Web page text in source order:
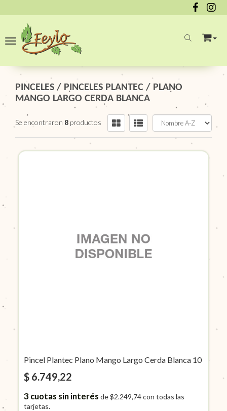
Toggle navigation
PINCELES / PINCELES PLANTEC / PLANO
MANGO LARGO CERDA BLANCA
Se encontraron 8 productos
Pincel Plantec Plano Mango Largo Cerda Blanca 10
$ 6.749,22
3cuotas sin interés de$2.249,74con todas las
tarjetas.